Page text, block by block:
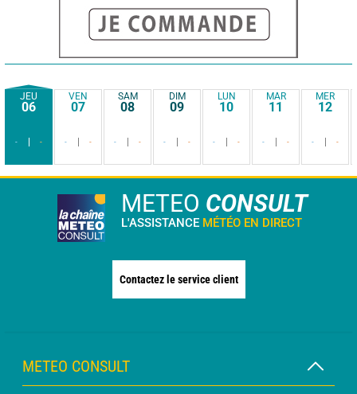
JEU
06
- -
VEN
07
- -
SAM
08
- -
DIM
09
- -
LUN
10
- -
MAR
11
- -
MER
12
- -
METEO CONSULT
L'ASSISTANCE MÉTÉO EN DIRECT
Contactez le service client
METEO CONSULT